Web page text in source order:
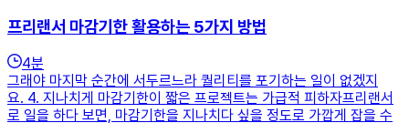
프리랜서 마감기한 활용하는 5가지 방법
4분
그래야 마지막 순간에 서두르느라 퀄리티를 포기하는 일이 없겠지
요. 4. 지나치게 마감기한이 짧은 프로젝트는 가급적 피하자프리랜서
로 일을 하다 보면, 마감기한을 지나치다 싶을 정도로 가깝게 잡을 수